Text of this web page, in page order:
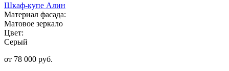
Шкаф-купе Алин
Материал фасада:
Матовое зеркало
Цвет:
Серый
от 78 000 руб.